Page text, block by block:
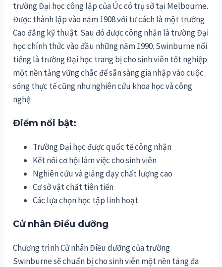
trường Đại học công lập của Úc có trụ sở tại Melbourne.
Được thành lập vào năm 1908 với tư cách là một trường
Cao đẳng kỹ thuật. Sau đó được công nhận là trường Đại
học chính thức vào đầu những năm 1990. Swinburne nổi
tiếng là trường Đại học trang bị cho sinh viên tốt nghiệp
một nền tảng vững chắc để sẵn sàng gia nhập vào cuộc
sống thực tế cũng như nghiên cứu khoa học và công
nghệ.
Điểm nổi bật:
Trường Đại học được quốc tế công nhận
Kết nối cơ hội làm việc cho sinh viên
Nghiên cứu và giảng dạy chất lượng cao
Cơ sở vật chất tiên tiến
Các lựa chọn học tập linh hoạt
Cử nhân Điều dưỡng
Chương trình Cử nhân Điều dưỡng của trường
Swinburne sẽ chuẩn bị cho sinh viên một nền tảng đa